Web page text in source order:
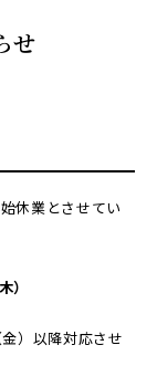
せ
休業とさせてい
）
）以降対応させ